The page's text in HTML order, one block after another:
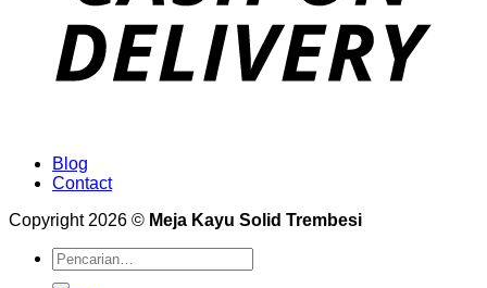
Blog
Contact
Copyright 2026 © Meja Kayu Solid Trembesi
Pencarian
untuk: